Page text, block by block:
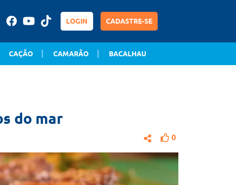
LOGIN CADASTRE-SE
CAÇÃO CAMARÃO BACALHAU
do mar
0